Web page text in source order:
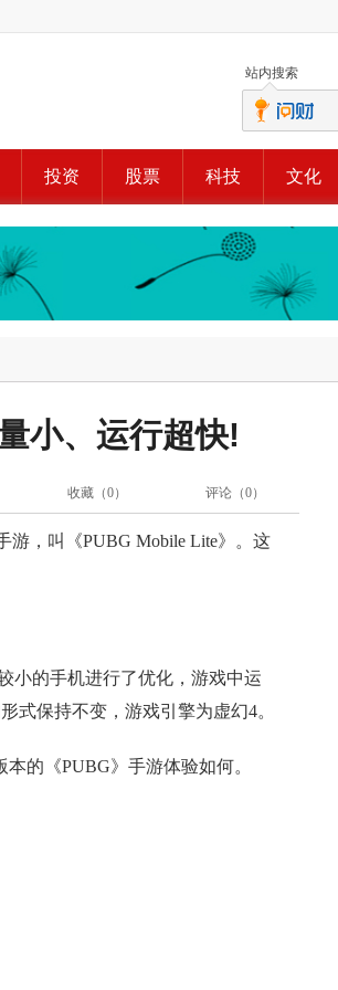
站内搜索
投资 股票 科技 文化
小、运行超快!
评论（0）
收藏（0）
游，叫《PUBG Mobile Lite》。这
小的手机进行了优化，游戏中运
式保持不变，游戏引擎为虚幻4。
的《PUBG》手游体验如何。